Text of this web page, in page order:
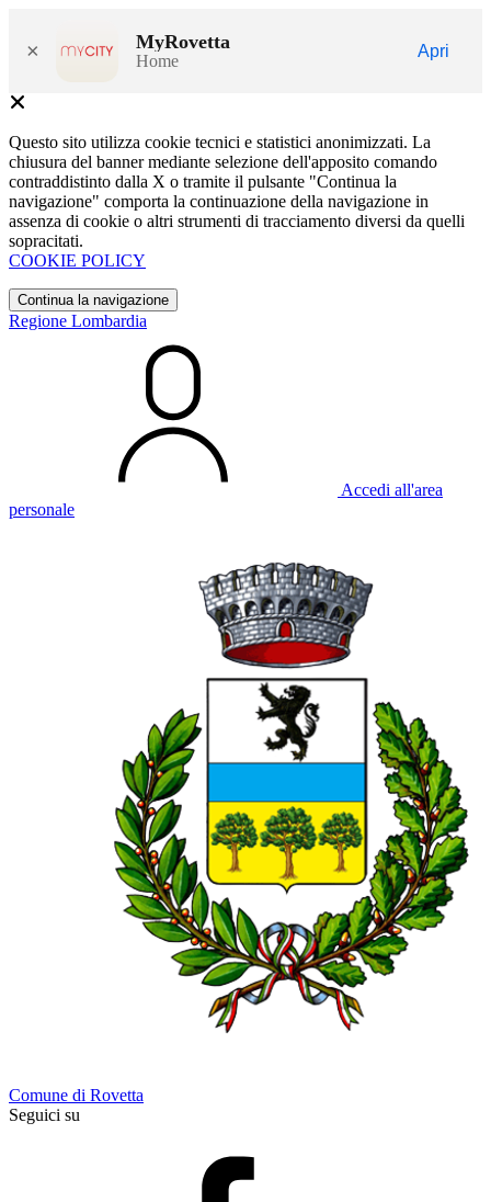
× MyRovetta
Home
Apri
Questo sito utilizza cookie tecnici e statistici anonimizzati. La
chiusura del banner mediante selezione dell'apposito comando
contraddistinto dalla X o tramite il pulsante "Continua la
navigazione" comporta la continuazione della navigazione in
assenza di cookie o altri strumenti di tracciamento diversi da quelli
sopracitati.
COOKIE POLICY
Continua la navigazione
Regione Lombardia
Accedi all'area
personale
Comune di Rovetta
Seguici su